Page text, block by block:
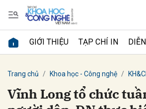
GIỚI THIỆU TẠP CHÍ IN
Trang chủ Khoa học - Công nghệ
Vĩnh Long tổ chức
Gửi bình luận